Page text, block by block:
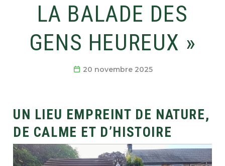
LA BALADE DES
GENS HEUREUX »
20 novembre 2025
UN LIEU EMPREINT DE NATURE,
DE CALME ET D’HISTOIRE